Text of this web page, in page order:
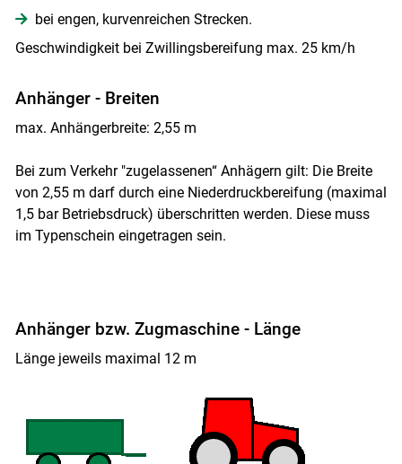
bei engen, kurvenreichen Strecken.
Geschwindigkeit bei Zwillingsbereifung max. 25 km/h
Anhänger - Breiten
max. Anhängerbreite: 2,55 m
Bei zum Verkehr "zugelassenen“ Anhägern gilt: Die Breite
von 2,55 m darf durch eine Niederdruckbereifung (maximal
1,5 bar Betriebsdruck) überschritten werden. Diese muss
im Typenschein eingetragen sein.
Anhänger bzw. Zugmaschine - Länge
Länge jeweils maximal 12 m